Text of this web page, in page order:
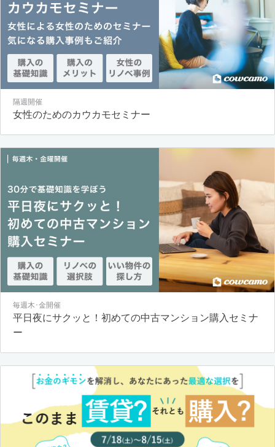
隔週開催
女性のためのカウカモセミナー
毎週木･金開催
平日夜にサクッと！初めての中古マンション購入セミナ
ー